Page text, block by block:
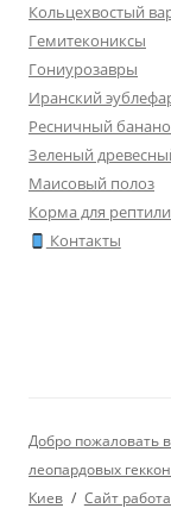
Кольцехвостый
Гемитекониксы
Гониурозавры
Иранский
Ресничный
Зеленый
Маисовый полоз
Корма для
Контакты
Добро пожаловать
леопардовых
Киев
Сайт